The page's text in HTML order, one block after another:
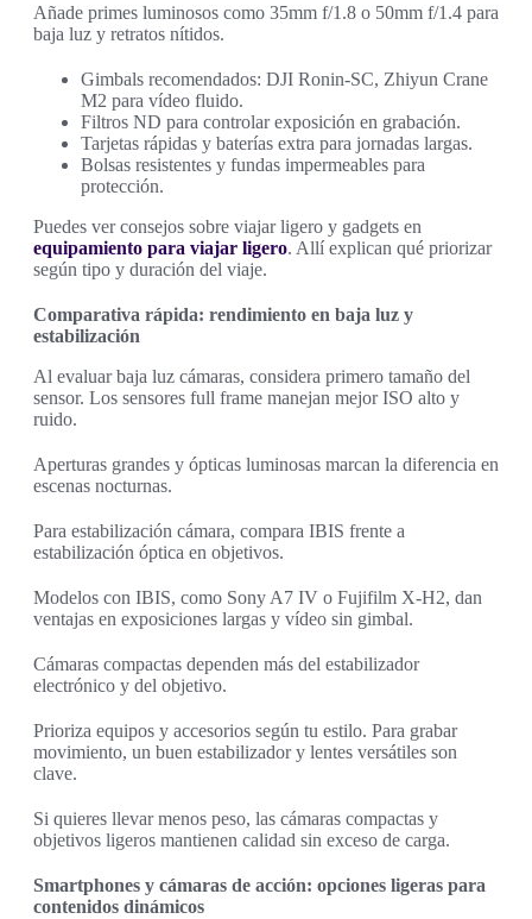
Añade primes luminosos como 35mm f/1.8 o 50mm f/1.4 para
baja luz y retratos nítidos.
Gimbals recomendados: DJI Ronin‑SC, Zhiyun Crane
M2 para vídeo fluido.
Filtros ND para controlar exposición en grabación.
Tarjetas rápidas y baterías extra para jornadas largas.
Bolsas resistentes y fundas impermeables para
protección.
Puedes ver consejos sobre viajar ligero y gadgets en
equipamiento para viajar ligero. Allí explican qué priorizar
según tipo y duración del viaje.
Comparativa rápida: rendimiento en baja luz y
estabilización
Al evaluar baja luz cámaras, considera primero tamaño del
sensor. Los sensores full frame manejan mejor ISO alto y
ruido.
Aperturas grandes y ópticas luminosas marcan la diferencia en
escenas nocturnas.
Para estabilización cámara, compara IBIS frente a
estabilización óptica en objetivos.
Modelos con IBIS, como Sony A7 IV o Fujifilm X‑H2, dan
ventajas en exposiciones largas y vídeo sin gimbal.
Cámaras compactas dependen más del estabilizador
electrónico y del objetivo.
Prioriza equipos y accesorios según tu estilo. Para grabar
movimiento, un buen estabilizador y lentes versátiles son
clave.
Si quieres llevar menos peso, las cámaras compactas y
objetivos ligeros mantienen calidad sin exceso de carga.
Smartphones y cámaras de acción: opciones ligeras para
contenidos dinámicos